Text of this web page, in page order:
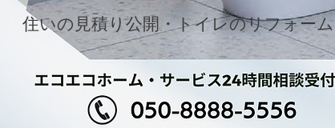
・親切対応で
ご満足いただいた例
​住いの見積り公開・トイレのリフォーム